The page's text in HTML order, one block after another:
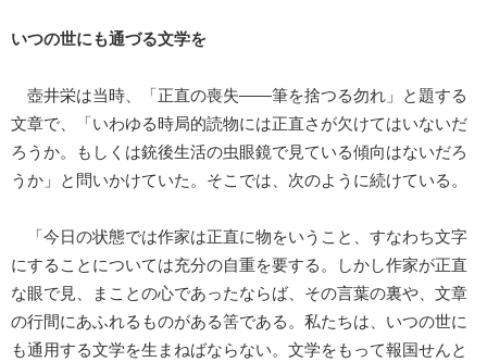
いつの世にも通づる文学を
壺井栄は当時、「正直の喪失――筆を捨つる勿れ」と題する
文章で、「いわゆる時局的読物には正直さが欠けてはいないだ
ろうか。もしくは銃後生活の虫眼鏡で見ている傾向はないだろ
うか」と問いかけていた。そこでは、次のように続けている。
「今日の状態では作家は正直に物をいうこと、すなわち文字
にすることについては充分の自重を要する。しかし作家が正直
な眼で見、まことの心であったならば、その言葉の裏や、文章
の行間にあふれるものがある筈である。私たちは、いつの世に
も通用する文学を生まねばならない。文学をもって報国せんと